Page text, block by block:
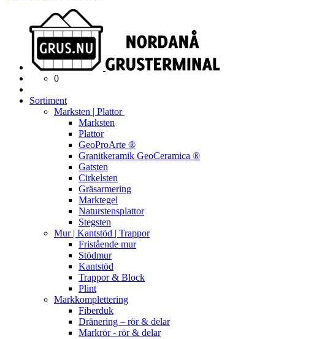
0
Sortiment
Marksten | Plattor
Marksten
Plattor
GeoProArte ®
Granitkeramik GeoCeramica ®
Gatsten
Cirkelsten
Gräsarmering
Marktegel
Naturstensplattor
Stegsten
Mur | Kantstöd | Trappor
Fristående mur
Stödmur
Kantstöd
Trappor & Block
Plint
Markkomplettering
Fiberduk
Dränering – rör & delar
Markrör - rör & delar